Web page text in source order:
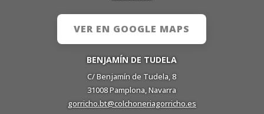
VER EN GOOGLE MAPS
BENJAMÍN DE TUDELA
C/ Benjamín de Tudela, 8
31008 Pamplona, Navarra
gorricho.bt@colchoneriagorricho.es